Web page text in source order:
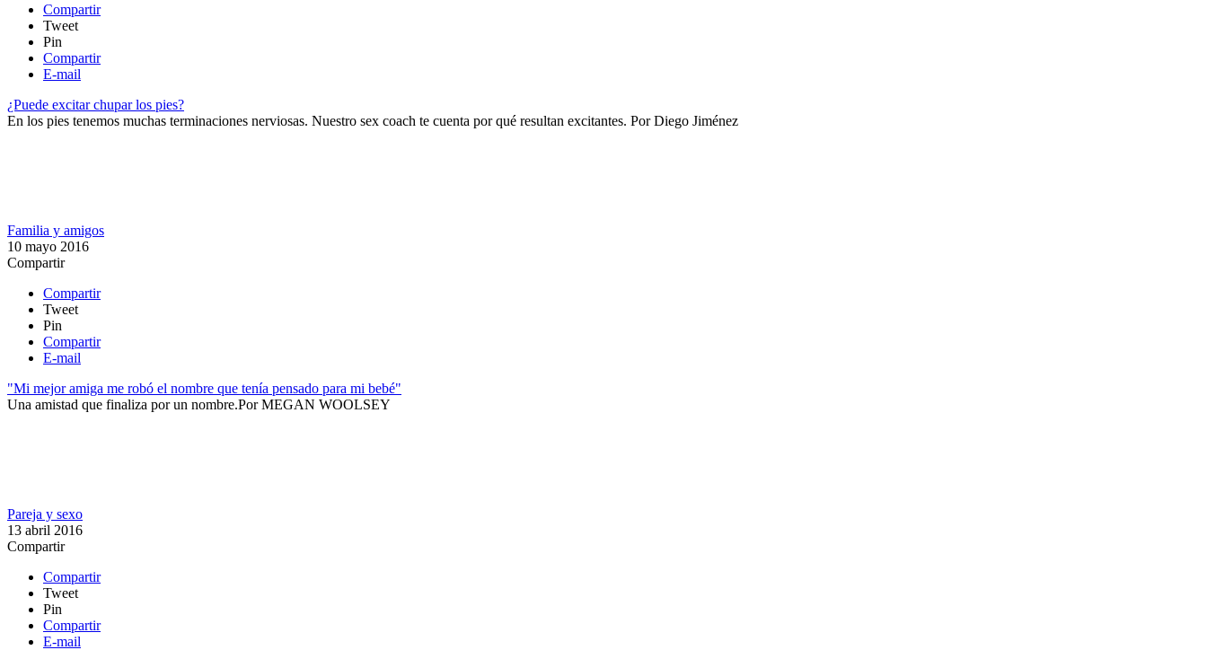
Compartir
Tweet
Pin
Compartir
E-mail
¿Puede excitar chupar los pies?
En los pies tenemos muchas terminaciones nerviosas. Nuestro sex coach te cuenta por qué resultan excitantes. ​​ PorDiego Jiménez
Familia y amigos
10 mayo 2016
Compartir
Compartir
Tweet
Pin
Compartir
E-mail
"Mi mejor amiga me robó el nombre que tenía pensado para mi bebé"
Una amistad que finaliza por un nombre.​PorMEGAN WOOLSEY
Pareja y sexo
13 abril 2016
Compartir
Compartir
Tweet
Pin
Compartir
E-mail